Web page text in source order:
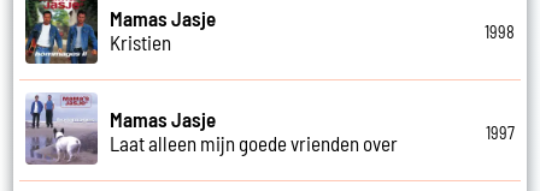
Mamas Jasje
Kristien
1998
Mamas Jasje
Laat alleen mijn goede vrienden over
1997